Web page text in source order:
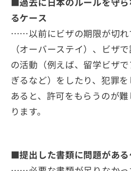
るケース
……以前にビザの期限が切れ
（オーバーステイ）、ビザ
の活動（例えば、留学ビザ
ぎるなど）をしたり、犯罪
あると、許可をもらうのが
ります。
■提出した書類に問題がある